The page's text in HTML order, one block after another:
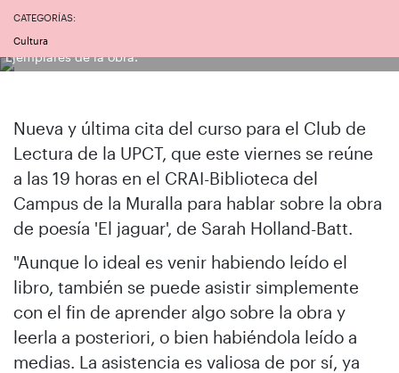
CATEGORÍAS:
Cultura
Ejemplares de la obra.
Nueva y última cita del curso para el Club de
Lectura de la UPCT, que este viernes se reúne
a las 19 horas en el CRAI-Biblioteca del
Campus de la Muralla para hablar sobre la obra
de poesía 'El jaguar', de Sarah Holland-Batt.
"Aunque lo ideal es venir habiendo leído el
libro, también se puede asistir simplemente
con el fin de aprender algo sobre la obra y
leerla a posteriori, o bien habiéndola leído a
medias. La asistencia es valiosa de por sí, ya